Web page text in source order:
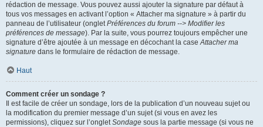
rédaction de message. Vous pouvez aussi ajouter la signature par défaut à
tous vos messages en activant l’option « Attacher ma signature » à partir du
panneau de l’utilisateur (ongletPréférences du forum --> Modifier les
préférences de message). Par la suite, vous pourrez toujours empêcher une
signature d’être ajoutée à un message en décochant la caseAttacher ma
signature dans le formulaire de rédaction de message.
Haut
Comment créer un sondage ?
Il est facile de créer un sondage, lors de la publication d’un nouveau sujet ou
la modification du premier message d’un sujet (si vous en avez les
permissions), cliquez sur l’ongletSondage sous la partie message (si vous ne